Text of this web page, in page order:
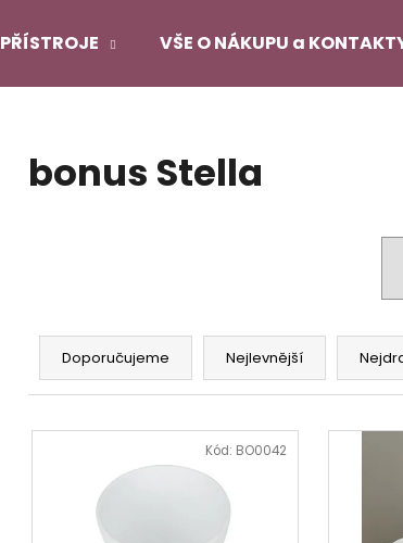
PŘÍSTROJE VŠE O NÁKUPU a
bonus Stella
Ř
z
Doporučujeme Nejlevnější
V
Kód: BO0042
STERILNÍ NÁSTAVCE PRO DERMAPERO
DERMALIGHTPEN A DERMAQUATRO 12
JEHLIČEK